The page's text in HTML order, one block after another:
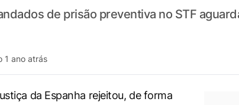
de prisão preventiva no STF
1 ano atrás
da Espanha rejeitou, de forma